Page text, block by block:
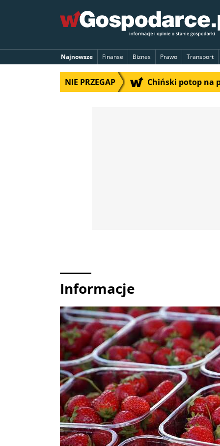
Najnowsze Finanse Biznes Prawo Transport
NIE PRZEGAP Chiński potop na
Informacje